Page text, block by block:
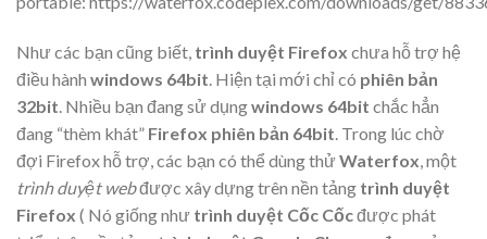
Như các bạn cũng biết, trình duyệt Firefox chưa hỗ trợ hệ
điều hành windows 64bit. Hiện tại mới chỉ có phiên bản
32bit. Nhiều bạn đang sử dụngwindows 64bit chắc hẳn
đang “thèm khát” Firefox phiên bản 64bit. Trong lúc chờ
đợi Firefoxhỗ trợ, các bạn có thể dùng thửWaterfox, một
trình duyệt webđược xây dựng trên nền tảng trình duyệt
Firefox ( Nó giống như trình duyệt Cốc Cốcđược phát